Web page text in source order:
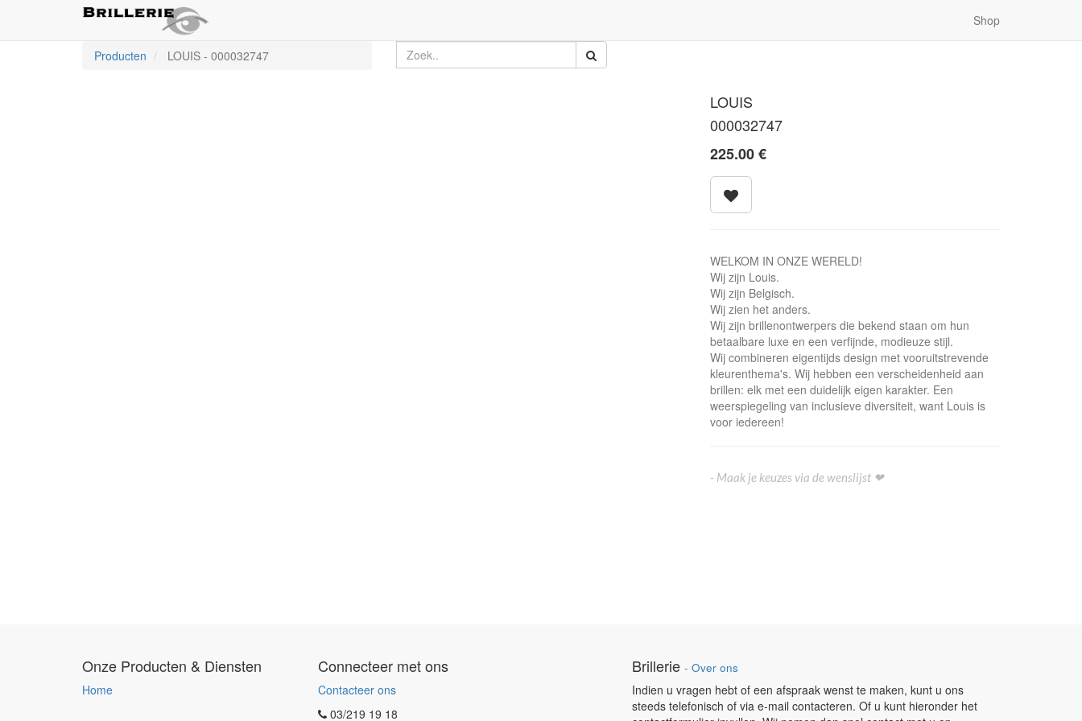
Shop
Producten LOUIS - 000032747
LOUIS
000032747
225.00€
WELKOM IN ONZE WERELD!
Wij zijn Louis.
Wij zijn Belgisch.
Wij zien het anders.
Wij zijn brillenontwerpers die bekend staan om hun
betaalbare luxe en een verfijnde, modieuze stijl.
Wij combineren eigentijds design met vooruitstrevende
kleurenthema's. Wij hebben een verscheidenheid aan
brillen: elk met een duidelijk eigen karakter. Een
weerspiegeling van inclusieve diversiteit, want Louis is
voor iedereen!
- Maak je keuzes via de wenslijst ❤
Onze Producten & Diensten
Home
Connecteer met ons
Contacteer ons
03/219 19 18
Brillerie - Over ons
Indien u vragen hebt of een afspraak wenst te maken, kunt u ons
steeds telefonisch of via e-mail contacteren. Of u kunt hieronder het